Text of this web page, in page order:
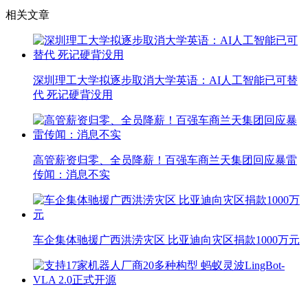
相关文章
深圳理工大学拟逐步取消大学英语：AI人工智能已可替
代 死记硬背没用
高管薪资归零、全员降薪！百强车商兰天集团回应暴雷
传闻：消息不实
车企集体驰援广西洪涝灾区 比亚迪向灾区捐款1000万元